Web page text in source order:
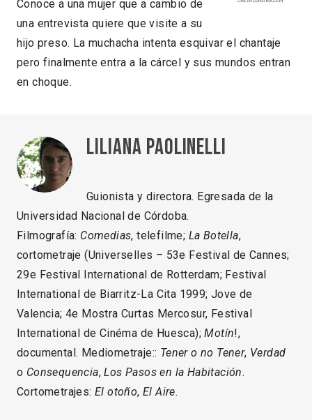
Conoce a una mujer que a cambio de
una entrevista quiere que visite a su
hijo preso. La muchacha intenta esquivar el chantaje
pero finalmente entra a la cárcel y sus mundos entran
en choque.
Liliana Paolinelli
Guionista y directora. Egresada de la
Universidad Nacional de Córdoba.
Filmografía: Comedias, telefilme; La Botella,
cortometraje (Universelles – 53e Festival de Cannes;
29e Festival International de Rotterdam; Festival
International de Biarritz-La Cita 1999; Jove de
Valencia; 4e Mostra Curtas Mercosur, Festival
International de Cinéma de Huesca);Motín!,
documental. Mediometraje:: Tener o no Tener, Verdad
o Consequencia,Los Pasos en la Habitación.
Cortometrajes:El otoño,El Aire.